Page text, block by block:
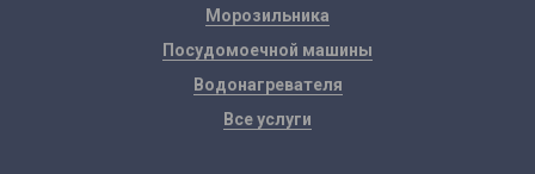
Морозильника
Посудомоечной машины
Водонагревателя
Все услуги